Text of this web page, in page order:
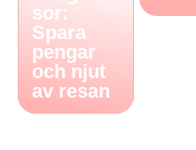
sor:
Spara
pengar
och njut
av resan